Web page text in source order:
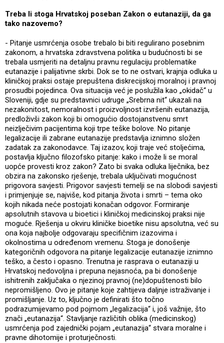
Treba li stoga Hrvatskoj poseban Zakon o eutanaziji, da ga
tako nazovemo?
- Pitanje usmrćenja osobe trebalo bi biti regulirano posebnim
zakonom, a hrvatska zdravstvena politika u budućnosti bi se
trebala usmjeriti na detaljnu pravnu regulaciju problematike
eutanazije i palijativne skrbi. Dok se to ne ostvari, krajnja odluka u
kliničkoj praksi ostaje prepuštena diskrecijskoj moralnoj i pravnoj
prosudbi pojedinca. Ova situacija već je poslužila kao „okidač“ u
Sloveniji, gdje su predstavnici udruge „Srebrna nit“ ukazali na
nezakonitost, nemoralnost i proizvoljnost izvršenih eutanazija,
predloživši zakon koji bi omogućio dostojanstvenu smrt
neizlječivim pacijentima koji trpe teške bolove. No pitanje
legalizacije ili zabrane eutanazije predstavlja iznimno složen
zadatak za zakonodavce. Taj izazov, koji traje već stoljećima,
postavlja ključno filozofsko pitanje: kako i može li se moral
uopće provesti kroz zakon? Zato bi svaka odluka liječnika, bez
obzira na zakonsko rješenje, trebala uključivati mogućnost
prigovora savjesti. Prigovor savjesti temelji se na slobodi savjesti
i primjenjuje se, najviše, kod pitanja života i smrti – tema oko
kojih nikada neće postojati konačan odgovor. Formiranje
apsolutnih stavova u bioetici i kliničkoj medicinskoj praksi nije
moguće. Rješenja u okviru kliničke bioetike nisu apsolutna, već su
ona koja najbolje odgovaraju specifičnim izazovima i
okolnostima u određenom vremenu. Stoga je donošenje
kategoričnih odgovora na pitanje legalizacije eutanazije iznimno
teško, a često i opasno. Trenutna je rasprava o eutanaziji u
Hrvatskoj nedovoljna i prepuna nejasnoća, pa bi donošenje
ishitrenih zaključaka o njezinoj pravnoj (ne)dopuštenosti bilo
nepromišljeno. Ovo je pitanje koje zahtijeva daljnje istraživanje i
promišljanje. Uz to, ključno je definirati što točno
podrazumijevamo pod pojmom „legalizacija“ i, još važnije, što
znači „eutanazija“. Stavljanje različitih oblika (medicinskog)
usmrćenja pod zajednički pojam „eutanazija“ stvara moralne i
pravne dihotomije i proturječnosti.